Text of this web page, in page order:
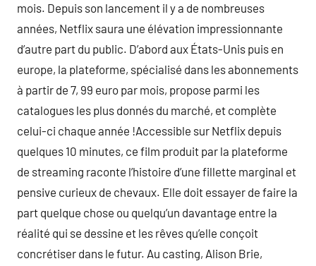
mois. Depuis son lancement il y a de nombreuses
années, Netflix saura une élévation impressionnante
d’autre part du public. D’abord aux États-Unis puis en
europe, la plateforme, spécialisé dans les abonnements
à partir de 7, 99 euro par mois, propose parmi les
catalogues les plus donnés du marché, et complète
celui-ci chaque année !Accessible sur Netflix depuis
quelques 10 minutes, ce film produit par la plateforme
de streaming raconte l’histoire d’une fillette marginal et
pensive curieux de chevaux. Elle doit essayer de faire la
part quelque chose ou quelqu’un davantage entre la
réalité qui se dessine et les rêves qu’elle conçoit
concrétiser dans le futur. Au casting, Alison Brie,